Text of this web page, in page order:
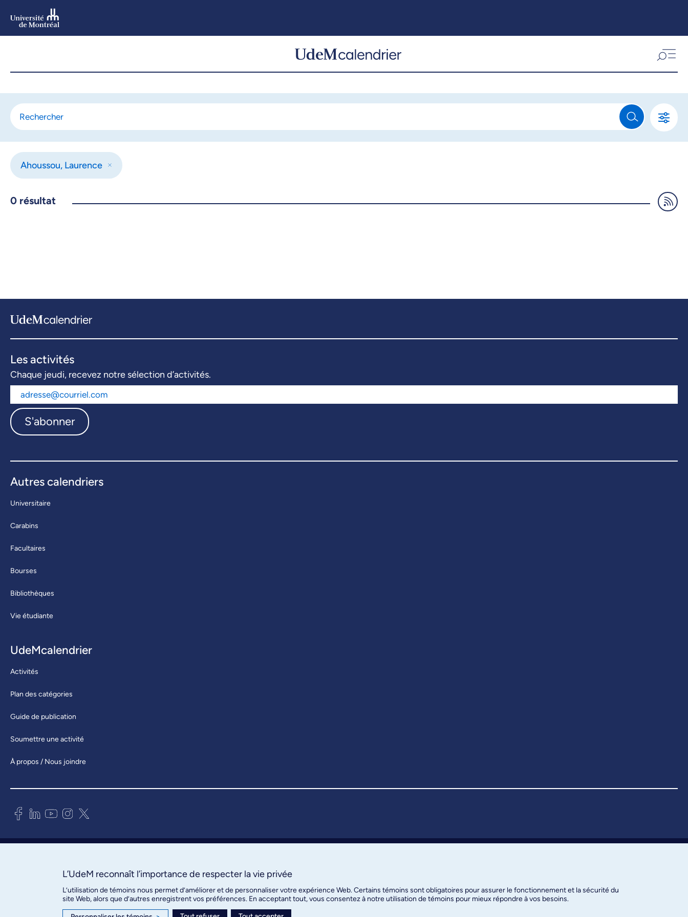
Ahoussou, Laurence
0 résultat
Les activités
Chaque jeudi, recevez notre sélection d’activités.
S'abonner
Autres calendriers
Universitaire
Carabins
Facultaires
Bourses
Bibliothèques
Vie étudiante
UdeMcalendrier
Activités
Plan des catégories
Guide de publication
Soumettre une activité
À propos / Nous joindre
Bureau des communications et
3744, rue Jean-Brillant, bureau 490
L’UdeM reconnaît l’importance de respecter la vie privée
L’utilisation de témoins nous permet d’améliorer et de personnaliser votre expérience Web. Certains témoins sont obligatoires pour assurer le fonctionnement et la sécurité du
site Web, alors que d’autres enregistrent vos préférences. En acceptant tout, vous consentez à notre utilisation de témoins pour mieux répondre à vos besoins.